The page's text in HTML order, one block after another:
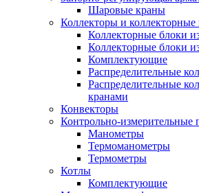
Шаровые краны
Коллекторы и
Коллекторные блоки
Коллекторные блоки
Комплектующие
Распределительные
Распределительные
кранами
Конвекторы
Контрольно-измерительные
Манометры
Термоманометры
Термометры
Котлы
Комплектующие